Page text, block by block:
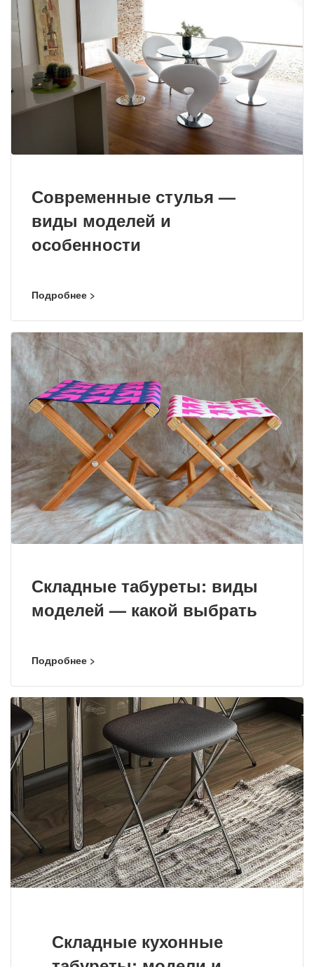
Современные стулья —
виды моделей и
особенности
Подробнее >
Складные табуреты: виды
моделей — какой выбрать
Подробнее >
Складные кухонные